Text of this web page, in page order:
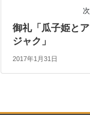
御礼「瓜子姫と
ジャク」
2017年1月31日